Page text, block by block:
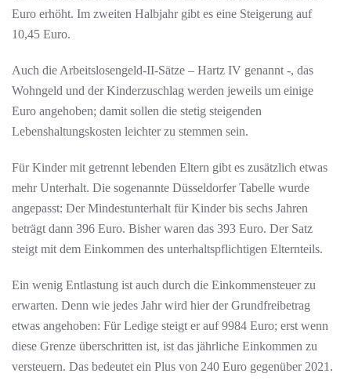
Euro erhöht. Im zweiten Halbjahr gibt es eine Steigerung auf
10,45 Euro.
Auch die Arbeitslosengeld-II-Sätze – Hartz IV genannt -, das
Wohngeld und der Kinderzuschlag werden jeweils um einige
Euro angehoben; damit sollen die stetig steigenden
Lebenshaltungskosten leichter zu stemmen sein.
Für Kinder mit getrennt lebenden Eltern gibt es zusätzlich etwas
mehr Unterhalt. Die sogenannte Düsseldorfer Tabelle wurde
angepasst: Der Mindestunterhalt für Kinder bis sechs Jahren
beträgt dann 396 Euro. Bisher waren das 393 Euro. Der Satz
steigt mit dem Einkommen des unterhaltspflichtigen Elternteils.
Ein wenig Entlastung ist auch durch die Einkommensteuer zu
erwarten. Denn wie jedes Jahr wird hier der Grundfreibetrag
etwas angehoben: Für Ledige steigt er auf 9984 Euro; erst wenn
diese Grenze überschritten ist, ist das jährliche Einkommen zu
versteuern. Das bedeutet ein Plus von 240 Euro gegenüber 2021.